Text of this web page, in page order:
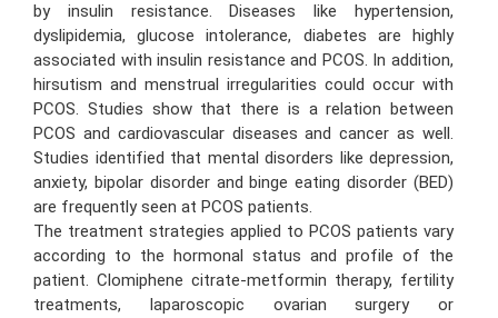
by insulin resistance. Diseases like hypertension,
dyslipidemia, glucose intolerance, diabetes are highly
associated with insulin resistance and PCOS. In addition,
hirsutism and menstrual irregularities could occur with
PCOS. Studies show that there is a relation between
PCOS and cardiovascular diseases and cancer as well.
Studies identified that mental disorders like depression,
anxiety, bipolar disorder and binge eating disorder (BED)
are frequently seen at PCOS patients.
The treatment strategies applied to PCOS patients vary
according to the hormonal status and profile of the
patient. Clomiphene citrate-metformin therapy, fertility
treatments, laparoscopic ovarian surgery or